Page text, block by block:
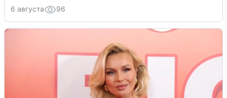
6 августа 96